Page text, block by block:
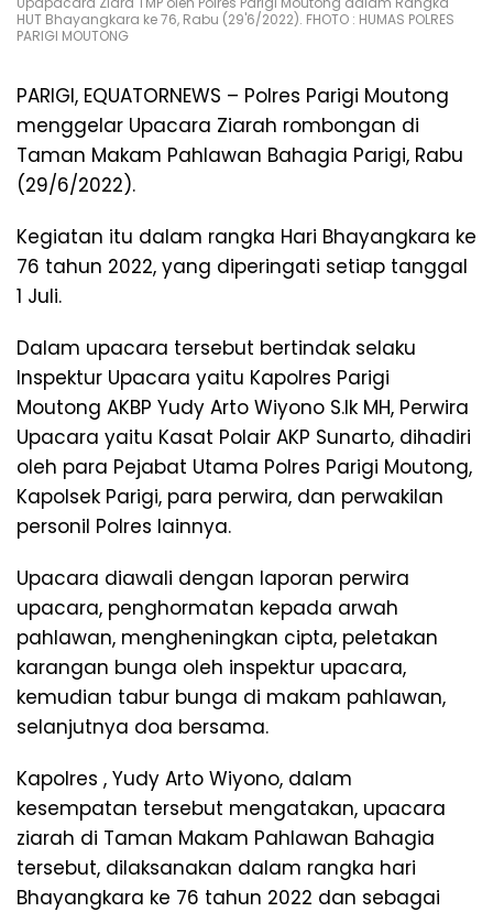
HUT Bhayangkara ke 76, Rabu (29'6/2022). FHOTO : HUMAS POLRES
PARIGI MOUTONG
PARIGI, EQUATORNEWS – Polres Parigi Moutong
menggelar Upacara Ziarah rombongan di
Taman Makam Pahlawan Bahagia Parigi, Rabu
(29/6/2022).
Kegiatan itu dalam rangka Hari Bhayangkara ke
76 tahun 2022, yang diperingati setiap tanggal
1 Juli.
Dalam upacara tersebut bertindak selaku
Inspektur Upacara yaitu Kapolres Parigi
Moutong AKBP Yudy Arto Wiyono S.Ik MH, Perwira
Upacara yaitu Kasat Polair AKP Sunarto, dihadiri
oleh para Pejabat Utama Polres Parigi Moutong,
Kapolsek Parigi, para perwira, dan perwakilan
personil Polres lainnya.
Upacara diawali dengan laporan perwira
upacara, penghormatan kepada arwah
pahlawan, mengheningkan cipta, peletakan
karangan bunga oleh inspektur upacara,
kemudian tabur bunga di makam pahlawan,
selanjutnya doa bersama.
Kapolres , Yudy Arto Wiyono, dalam
kesempatan tersebut mengatakan, upacara
ziarah di Taman Makam Pahlawan Bahagia
tersebut, dilaksanakan dalam rangka hari
Bhayangkara ke 76 tahun 2022 dan sebagai